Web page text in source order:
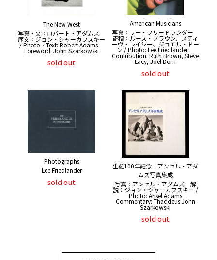
The New West
写真・文：ロバート・アダムス
序文：ジョン・シャーカフスキー
/ Photo ･ Text: Robert Adams
Foreword: John Szarkowski
sold out
American Musicians
写真：リー・フリードランダー
寄稿：ルース・ブラウン、スティ
ーヴ・レイシー、ジョエル・ドー
ン / Photo: Lee Friedlander
Contribution: Ruth Brown, Steve
Lacy, Joel Dorn
sold out
Photographs
Lee Friedlander
sold out
生誕100年記念 アンセル・アダ
ムズ写真集成
写真：アンセル・アダムズ 解
説：ジョン・シャーカフスキー /
Photo: Ansel Adams
Commentary: Thaddeus John
Szarkowski
sold out